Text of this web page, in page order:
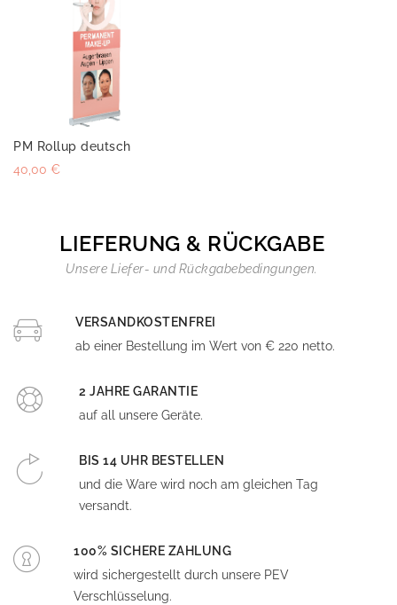
PM Rollup deutsch
40,00 €
LIEFERUNG & RÜCKGABE
Unsere Liefer- und Rückgabebedingungen.
VERSANDKOSTENFREI
ab einer Bestellung im Wert von € 220 netto.
2 JAHRE GARANTIE
auf all unsere Geräte.
BIS 14 UHR BESTELLEN
und die Ware wird noch am gleichen Tag
versandt.
100% SICHERE ZAHLUNG
wird sichergestellt durch unsere PEV
Verschlüsselung.